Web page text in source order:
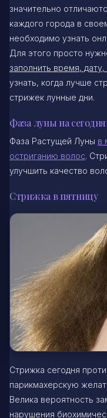
значительно
каждого города в
необходимо узнать
Для этого просто
заполнить время,
узнать, когда лучше
стрижек лунные дни.
Фаза луны на
Фаза Растущей Луны в
остриганию волос.
улучшить качество
Стрижка в пятницу
Стрижка сегодня
парикмахерскую
Велика вероятность
нарушения